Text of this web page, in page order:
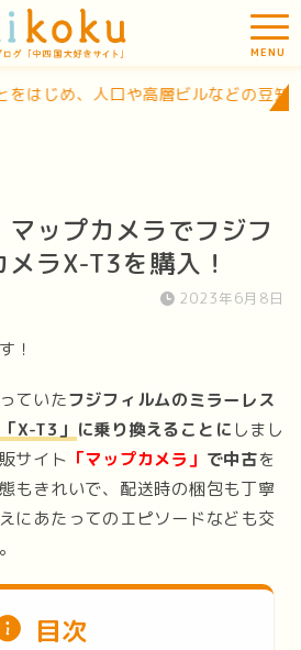
層ビルなどの豆知識的な情報を発
ップカメラでフジフ
ラX-T3を購入！
2023年6月8日
！
ていたフジフィルムのミラーレス
X-T3」 に乗り換えることに しまし
サイト 「マップカメラ」 で中古を
もきれいで、配送時の梱包も丁寧
にあたってのエピソードなども交
目次